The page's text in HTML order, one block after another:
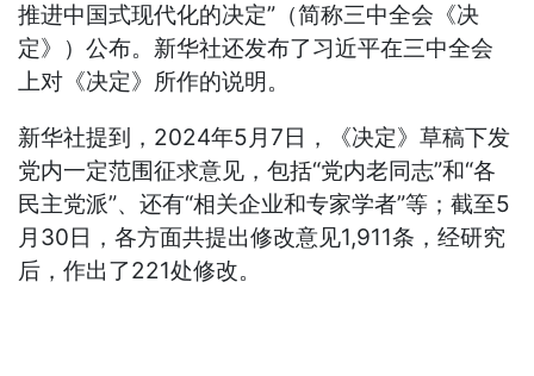
推进中国式现代化的决定”（简称三中全会《决
定》）公布。新华社还发布了习近平在三中全会
上对《决定》所作的说明。
新华社提到，2024年5月7日，《决定》草稿下发
党内一定范围征求意见，包括“党内老同志”和“各
民主党派”、还有“相关企业和专家学者”等；截至5
月30日，各方面共提出修改意见1,911条，经研究
后，作出了221处修改。